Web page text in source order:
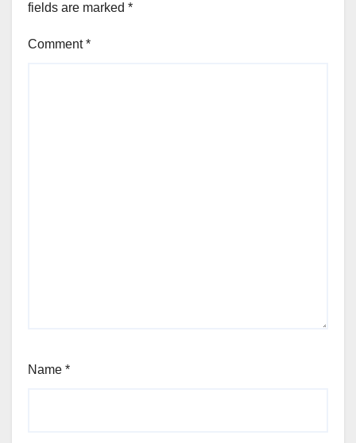
fields are marked *
Comment*
Name *